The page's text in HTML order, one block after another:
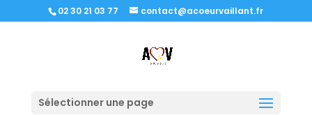
02 30 21 03 77 contact@acoeurvaillant.fr
Sélectionner une page